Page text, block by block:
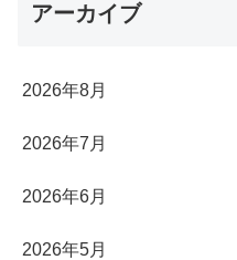
アーカイブ
2026年8月
2026年7月
2026年6月
2026年5月